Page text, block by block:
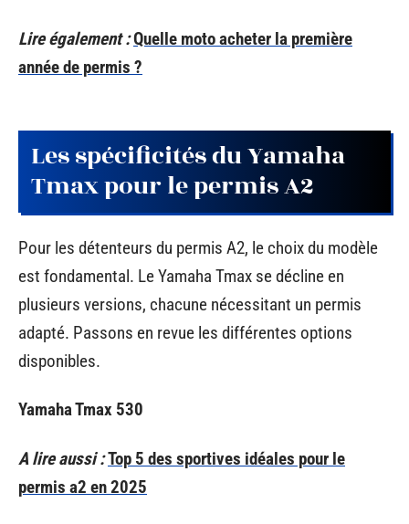
Lire également :Quelle moto acheter la première
année de permis ?
Les spécificités du Yamaha
Tmax pour le permis A2
Pour les détenteurs du permis A2, le choix du modèle
est fondamental. Le Yamaha Tmax se décline en
plusieurs versions, chacune nécessitant un permis
adapté. Passons en revue les différentes options
disponibles.
Yamaha Tmax 530
A lire aussi :Top 5 des sportives idéales pour le
permis a2 en 2025